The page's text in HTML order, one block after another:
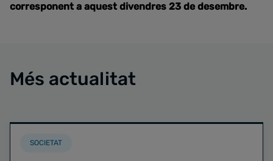
corresponent a aquest divendres 23 de desembre.
Més actualitat
SOCIETAT